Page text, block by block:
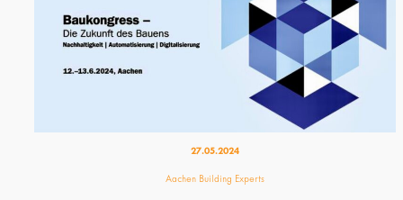
27.05.2024
Aachen Building Experts